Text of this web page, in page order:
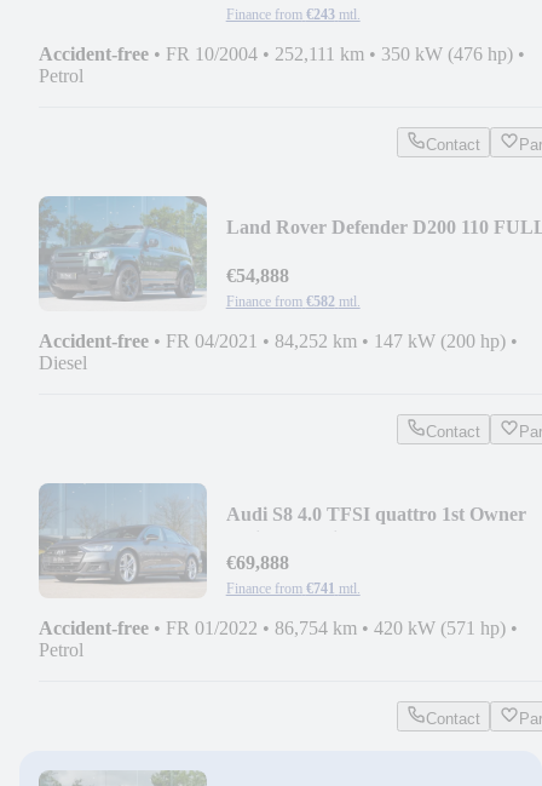
Finance from €243 mtl.
Accident-free • FR 10/2004 • 252,111 km • 350 kW (476 hp) •
Petrol
Contact
Land Rover Defender D200 110
€54,888
Finance from €582 mtl.
Accident-free • FR 04/2021 • 84,252 km • 147 kW (200 hp) •
Diesel
Contact
Audi S8 4.0 TFSI quattro 1st Owner
€69,888
Finance from €741 mtl.
Accident-free • FR 01/2022 • 86,754 km • 420 kW (571 hp) •
Petrol
Contact